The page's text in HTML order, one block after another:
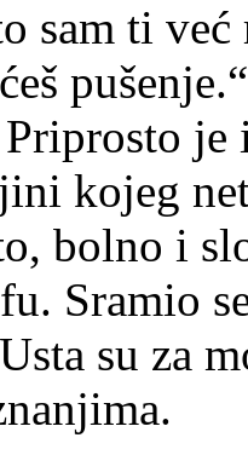
ti već
je
kojeg
bolno i
Sramio
su za